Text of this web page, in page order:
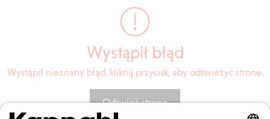
Wystąpił błąd
Wystąpił nieznany błąd, kliknij przycisk, aby odświeżyć stronę.
Odśwież stronę